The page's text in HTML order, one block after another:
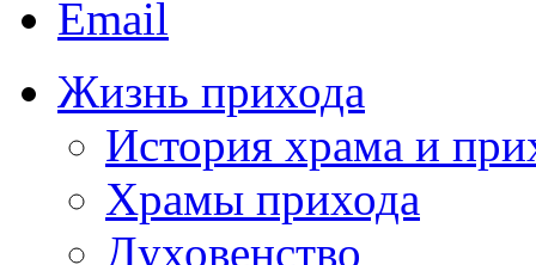
Жизнь прихода
История храма и
Храмы прихода
Духовенство